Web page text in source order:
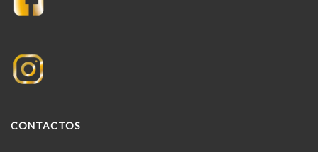
CONTACTOS